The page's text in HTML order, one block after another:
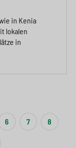
in Kenia
lokalen
in
6 7 8